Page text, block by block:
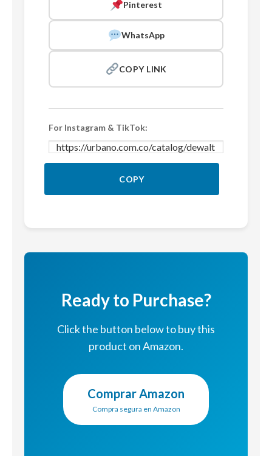
Pinterest
WhatsApp
COPY LINK
For Instagram & TikTok:
COPY
Ready to Purchase?
Click the button below to buy this
product on Amazon.
Comprar Amazon
Compra segura en Amazon